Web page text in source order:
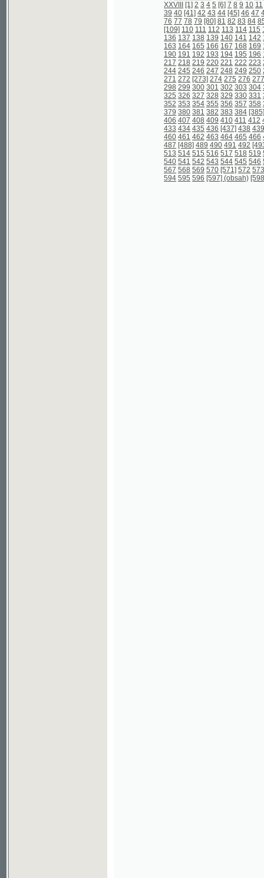
272 [273] 274 275 276 277 278
299 300 301 302 303 304 305 306
326 327 328 329 330 331 332 333
353 354 355 356 357 358 359 360
380 381 382 383 384 [385] 386
407 408 409 410 411 412 413 414
434 435 436 [437] 438 439 440
461 462 463 464 465 466 467 468
[488] 489 490 491 492 [493] 494
514 515 516 517 518 519 520 521
541 542 543 544 545 546 547 548
568 569 570 [571] 572 573 574
595 596 [597] (obsah) [598]